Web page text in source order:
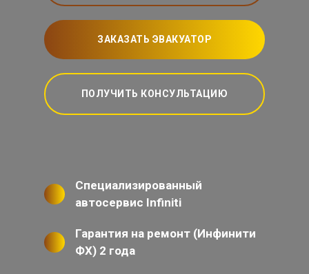
ЗАКАЗАТЬ ЭВАКУАТОР
ПОЛУЧИТЬ КОНСУЛЬТАЦИЮ
Специализированный
автосервис Infiniti
Гарантия на ремонт (Инфинити
ФХ) 2 года